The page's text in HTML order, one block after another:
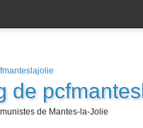
de
de Mantes-la-Jolie